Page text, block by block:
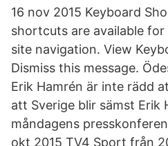
16 nov 2015 Keyboard
shortcuts are available
site navigation. View
Dismiss this message.
Erik Hamrén är inte rädd
att Sverige blir sämst Erik
måndagens
okt 2015 TV4 Sport från